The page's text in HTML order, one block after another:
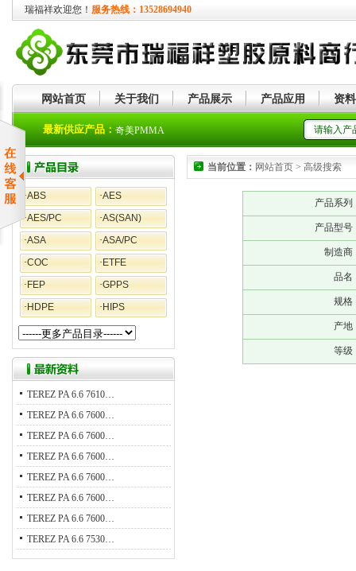
瑞福祥欢迎您！ 服务热线：13528694940
网站首页 关于我们 产品展示 产品应用 资
最新供应产品： 奇美PMMA
·ABS ·AES
·AES/PC ·AS(SAN)
·ASA ·ASA/PC
·COC · ETFE
· FEP ·GPPS
· HDPE · HIPS
TEREZ PA 6.6 7610…
TEREZ PA 6.6 7600…
TEREZ PA 6.6 7600…
TEREZ PA 6.6 7600…
TEREZ PA 6.6 7600…
TEREZ PA 6.6 7600…
TEREZ PA 6.6 7600…
TEREZ PA 6.6 7530…
当前位置： 网站首页 > 高级搜索
产品系列
产品型号
制造商
品名
规格
产地
等级